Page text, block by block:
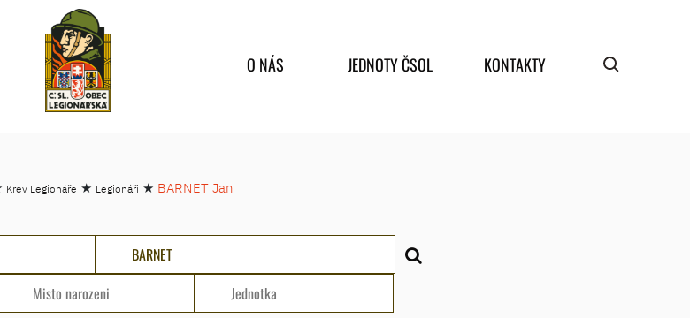
O NÁS JEDNOTY ČSOL KONTAKTY
Krev Legionáře ★ Legionáři ★ BARNET Jan